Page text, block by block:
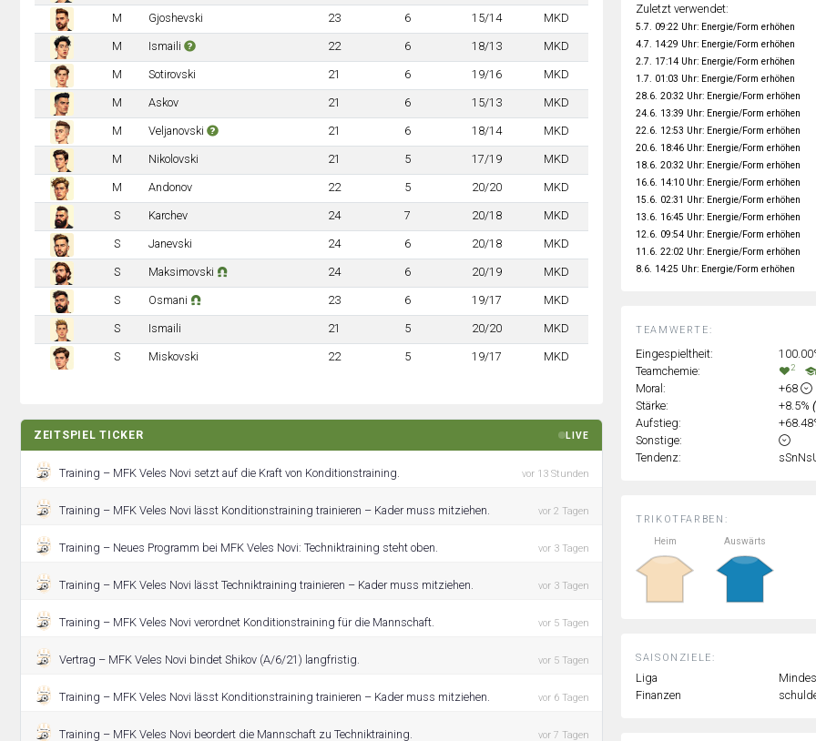
M Gjoshevski 23 6 15/14 MKD
M Ismaili 22 6 18/13 MKD
M Sotirovski 21 6 19/16 MKD
M Askov 21 6 15/13 MKD
M Veljanovski 21 6 18/14 MKD
M Nikolovski 21 5 17/19 MKD
M Andonov 22 5 20/20 MKD
S Karchev 24 7 20/18 MKD
S Janevski 24 6 20/18 MKD
S Maksimovski 24 6 20/19 MKD
S Osmani 23 6 19/17 MKD
S Ismaili 21 5 20/20 MKD
S Miskovski 22 5 19/17 MKD
ZEITSPIEL TICKER LIVE
Training – MFK Veles Novi setzt auf die Kraft von Konditionstraining. vor 13 Stunden
Training – MFK Veles Novi lässt Konditionstraining trainieren – Kader muss mitziehen. vor 2 Tagen
Training – Neues Programm bei MFK Veles Novi: Techniktraining steht oben. vor 3 Tagen
Training – MFK Veles Novi lässt Techniktraining trainieren – Kader muss mitziehen. vor 3 Tagen
Training – MFK Veles Novi verordnet Konditionstraining für die Mannschaft. vor 5 Tagen
Vertrag – MFK Veles Novi bindet Shikov (A/6/21) langfristig. vor 5 Tagen
Training – MFK Veles Novi lässt Konditionstraining trainieren – Kader muss mitziehen. vor 6 Tagen
Training – MFK Veles Novi beordert die Mannschaft zu Techniktraining. vor 7 Tagen
TRIKOTFARBEN:
Heim
Auswärts
SAISONZIELE:
Liga
Finanzen
TEAMWERTE:
Eingespieltheit:
Teamchemie:
2
Moral:
+68
Stärke:
+8.5%
Aufstieg:
Sonstige:
Tendenz:
Zuletzt verwendet:
5.7. 09:22 Uhr: Energie/Form erhöhen
4.7. 14:29 Uhr: Energie/Form erhöhen
2.7. 17:14 Uhr: Energie/Form erhöhen
1.7. 01:03 Uhr: Energie/Form erhöhen
28.6. 20:32 Uhr: Energie/Form erhöhen
24.6. 13:39 Uhr: Energie/Form erhöhen
22.6. 12:53 Uhr: Energie/Form erhöhen
20.6. 18:46 Uhr: Energie/Form erhöhen
18.6. 20:32 Uhr: Energie/Form erhöhen
16.6. 14:10 Uhr: Energie/Form erhöhen
15.6. 02:31 Uhr: Energie/Form erhöhen
13.6. 16:45 Uhr: Energie/Form erhöhen
12.6. 09:54 Uhr: Energie/Form erhöhen
11.6. 22:02 Uhr: Energie/Form erhöhen
8.6. 14:25 Uhr: Energie/Form erhöhen